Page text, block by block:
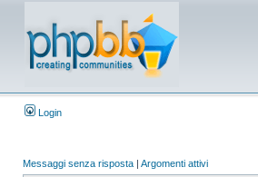
Login
Messaggi senza risposta | Argomenti attivi